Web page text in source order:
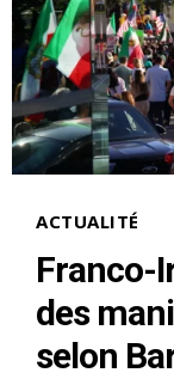
ACTUALITÉ
Franco-
des
selon